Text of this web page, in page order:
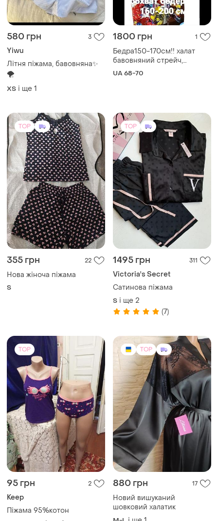
580 грн 3
Yiwu
Літня піжама, бавовняна✨
🌪️
ХS і ще 1
1800 грн 1
Бедра150-170см!! халат
бавовняний стрейч,
найняшний! довжина 120
UA 68-70
TOP
355 грн 22
Нова жіноча піжама
S
TOP
1495 грн 311
Victoria's Secret
Сатинова піжама
S і ще 2
(7)
TOP
95 грн 2
Keep
Піжама 95%котон
TOP
880 грн 17
Новий вишуканий
шовковий халатик